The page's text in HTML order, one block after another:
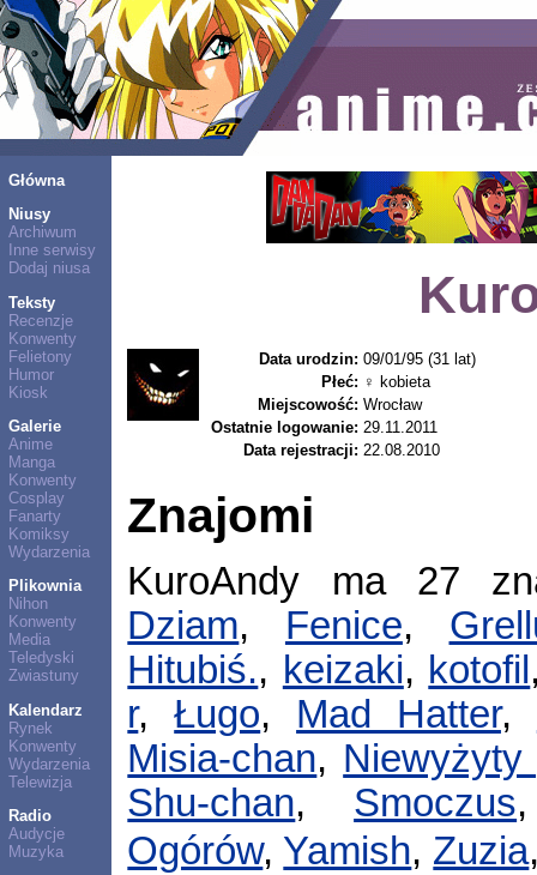
Główna
Niusy
Archiwum
Inne serwisy
Dodaj niusa
Teksty
Recenzje
Konwenty
Felietony
Humor
Kiosk
Galerie
Anime
Manga
Konwenty
Cosplay
Fanarty
Komiksy
Wydarzenia
Plikownia
Nihon
Konwenty
Media
Teledyski
Zwiastuny
Kalendarz
Rynek
Konwenty
Wydarzenia
Telewizja
Radio
Audycje
Muzyka
Data urodzin: 09/01/95 (31 lat)
Płeć: ♀ kobieta
Miejscowość: Wrocław
Ostatnie logowanie: 29.11.2011
Data rejestracji: 22.08.2010
Znajomi
KuroAndy ma 27
Dziam, Fenice,
Hitubiś., keizaki, kotofil
r,Ługo, Mad Hatter,
Misia-chan, Niewyżyty
Shu-chan, Smoczus
Ogórów, Yamish, Zuzia